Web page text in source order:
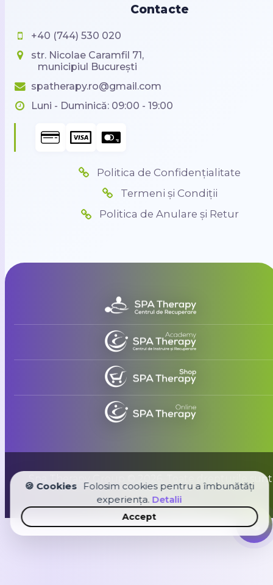
Contacte
+40 (744) 530 020
str. Nicolae Caramfil 71,
municipiul București
spatherapy.ro@gmail.com
Luni - Duminică: 09:00 - 19:00
Politica de Confidențialitate
Termeni și Condiții
Politica de Anulare și Retur
Spa Therapy Group © 2026. Toate drepturile sunt
rezervate
Creat cu deCasîr Agency
🍪 Cookies
Folosim cookies pentru a îmbunătăți
experiența. Detalii
Accept